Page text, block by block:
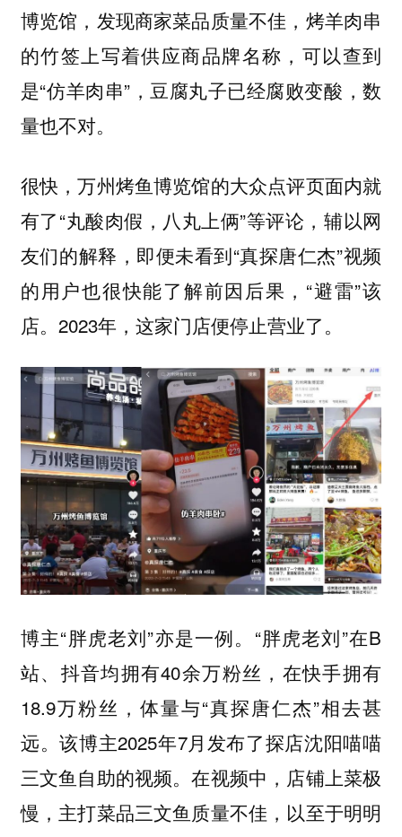
博览馆，发现商家菜品质量不佳，烤羊肉串
的竹签上写着供应商品牌名称，可以查到
是“仿羊肉串”，豆腐丸子已经腐败变酸，数
量也不对。
很快，万州烤鱼博览馆的大众点评页面内就
有了“丸酸肉假，八丸上俩”等评论，辅以网
友们的解释，即便未看到“真探唐仁杰”视频
的用户也很快能了解前因后果，“避雷”该
店。2023年，这家门店便停止营业了。
博主“胖虎老刘”亦是一例。“胖虎老刘”在B
站、抖音均拥有40余万粉丝，在快手拥有
18.9万粉丝，体量与“真探唐仁杰”相去甚
远。该博主2025年7月发布了探店沈阳喵喵
三文鱼自助的视频。在视频中，店铺上菜极
慢，主打菜品三文鱼质量不佳，以至于明明